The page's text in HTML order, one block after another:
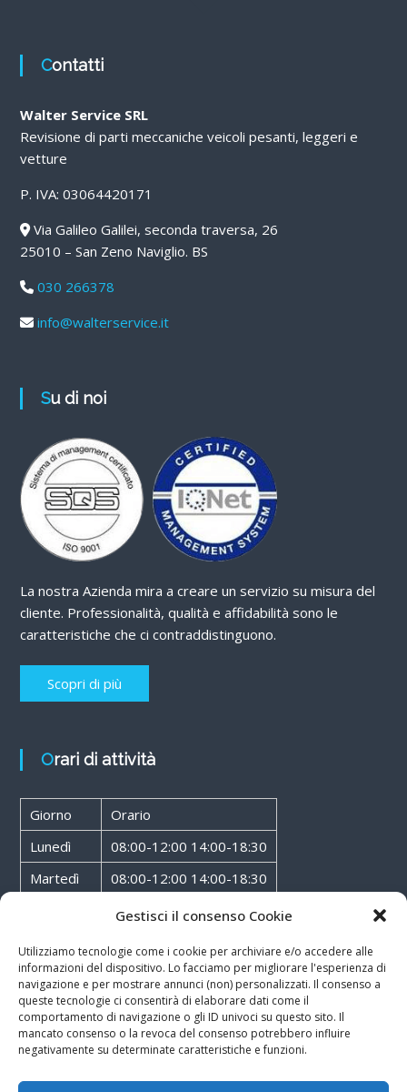
Gestisci il consenso Cookie
Utilizziamo tecnologie come i cookie per archiviare e/o accedere alle
informazioni del dispositivo. Lo facciamo per migliorare l'esperienza di
navigazione e per mostrare annunci (non) personalizzati. Il consenso a
queste tecnologie ci consentirà di elaborare dati come il
comportamento di navigazione o gli ID univoci su questo sito. Il
mancato consenso o la revoca del consenso potrebbero influire
negativamente su determinate caratteristiche e funzioni.
Contatti
Walter Service SRL
Revisione di parti meccaniche veicoli pesanti, leggeri e
vetture
P. IVA: 03064420171
Via Galileo Galilei, seconda traversa, 26
25010 – San Zeno Naviglio. BS
030 266378
info@walterservice.it
Su di noi
La nostra Azienda mira a creare un servizio su misura del
cliente. Professionalità, qualità e affidabilità sono le
caratteristiche che ci contraddistinguono.
Scopri di più
Orari di attività
Giorno
Orario
Lunedì
08:00-12:00 14:00-18:30
Martedì
08:00-12:00 14:00-18:30
08:00-12:00 14:00-18:30
Giovedì
08:00-12:00 14:00-18:30
Venerdì
08:00-12:00 14:00-18:30
Sabato
08:00-12:00